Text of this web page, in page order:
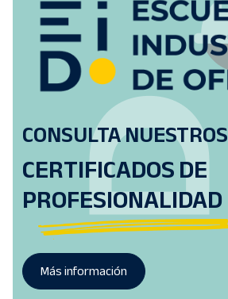
CONSULTA NUESTROS
CERTIFICADOS DE
PROFESIONALIDAD
Más información